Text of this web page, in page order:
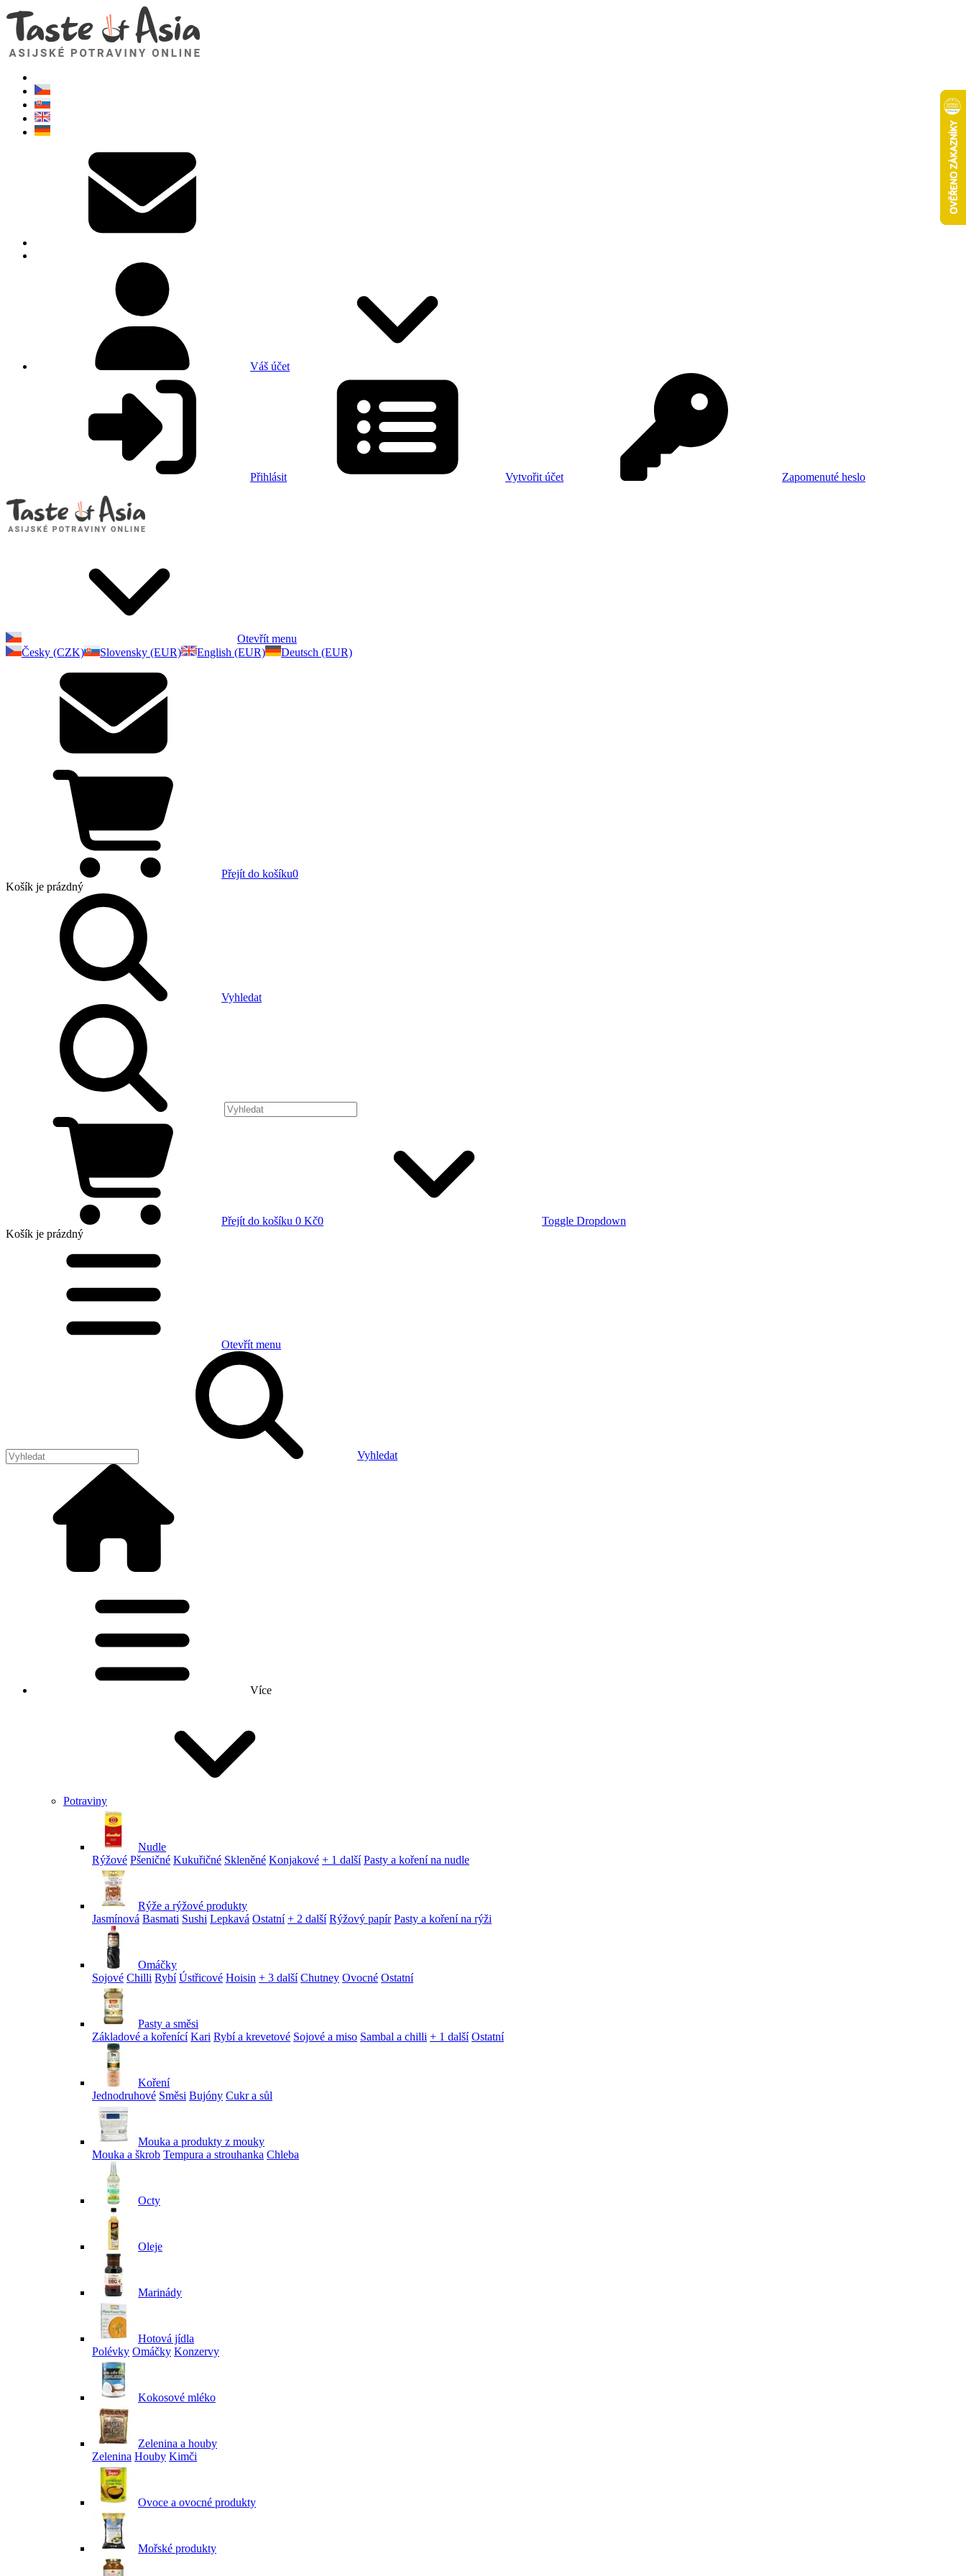
Váš účet
Přihlásit Vytvořit účet Zapomenuté heslo
Otevřít menu
Česky (CZK)
Slovensky (EUR) English (EUR) Deutsch (EUR)
Přejít do košíku0
Košík je prázdný
Vyhledat
Přejít do košíku 0 Kč0
Toggle Dropdown
Košík je prázdný
Otevřít menu
Vyhledat
Více
Potraviny
Nudle
Rýžové Pšeničné Kukuřičné Skleněné Konjakové + 1 další Pasty a koření na nudle
Rýže a rýžové produkty
Jasmínová Basmati Sushi Lepkavá Ostatní + 2 další Rýžový papír Pasty a koření na rýži
Omáčky
Sojové Chilli Rybí Ústřicové Hoisin + 3 další Chutney Ovocné Ostatní
Pasty a směsi
Základové a kořenící Kari Rybí a krevetové Sojové a miso Sambal a chilli + 1 další Ostatní
Koření
Jednodruhové Směsi Bujóny Cukr a sůl
Mouka a produkty z mouky
Mouka a škrob Tempura a strouhanka Chleba
Octy
Oleje
Marinády
Hotová jídla
Polévky Omáčky Konzervy
Kokosové mléko
Zelenina a houby
Zelenina Houby Kimči
Ovoce a ovocné produkty
Mořské produkty